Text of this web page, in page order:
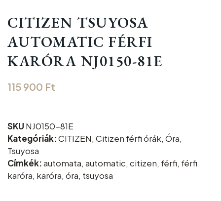
CITIZEN TSUYOSA
AUTOMATIC FÉRFI
KARÓRA NJ0150-81E
115 900 Ft
SKU NJ0150-81E
Kategóriák:CITIZEN, Citizen férfi órák, Óra,
Tsuyosa
Címkék:automata, automatic, citizen, férfi, férfi
karóra, karóra, óra, tsuyosa